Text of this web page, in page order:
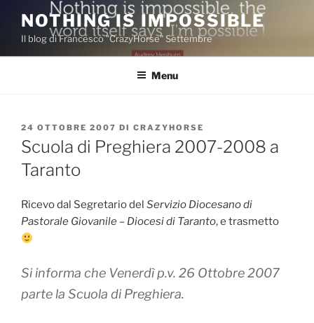
contenuto
NOTHING IS IMPOSSIBLE
Il blog di Francesco "CrazyHorse" Settembre
Menu
PUBBLICATO
IL
24 OTTOBRE 2007 DI CRAZYHORSE
Scuola di Preghiera 2007-2008 a
Taranto
Ricevo dal Segretario del Servizio Diocesano di
Pastorale Giovanile – Diocesi di Taranto, e trasmetto
Si informa che Venerdì p.v. 26 Ottobre 2007
parte la Scuola di Preghiera.